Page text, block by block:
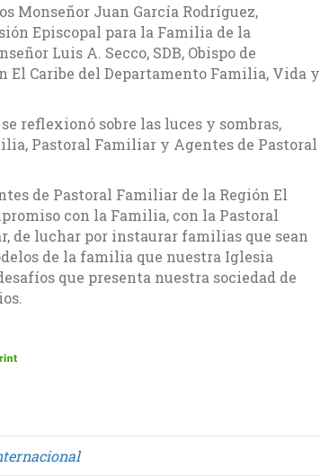
Monseñor Juan García Rodríguez,
Episcopal para la Familia de la
Luis A. Secco, SDB, Obispo de
El Caribe del Departamento Familia, Vida y
reflexionó sobre las luces y sombras,
Pastoral Familiar y Agentes de Pastoral
de Pastoral Familiar de la Región El
con la Familia, con la Pastoral
de luchar por instaurar familias que sean
de la familia que nuestra Iglesia
que presenta nuestra sociedad de